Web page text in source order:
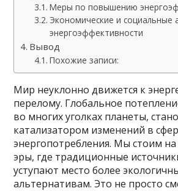
Меры по повышению
Экономические и социальные
энергоэффективности
Вывод
Похожие записи:
Мир неуклонно движется к
перелому. Глобальное
во многих уголках планеты,
катализатором изменений в
энергопотребления. Мы стоим
эры, где традиционные
уступают место более
альтернативам. Это не просто